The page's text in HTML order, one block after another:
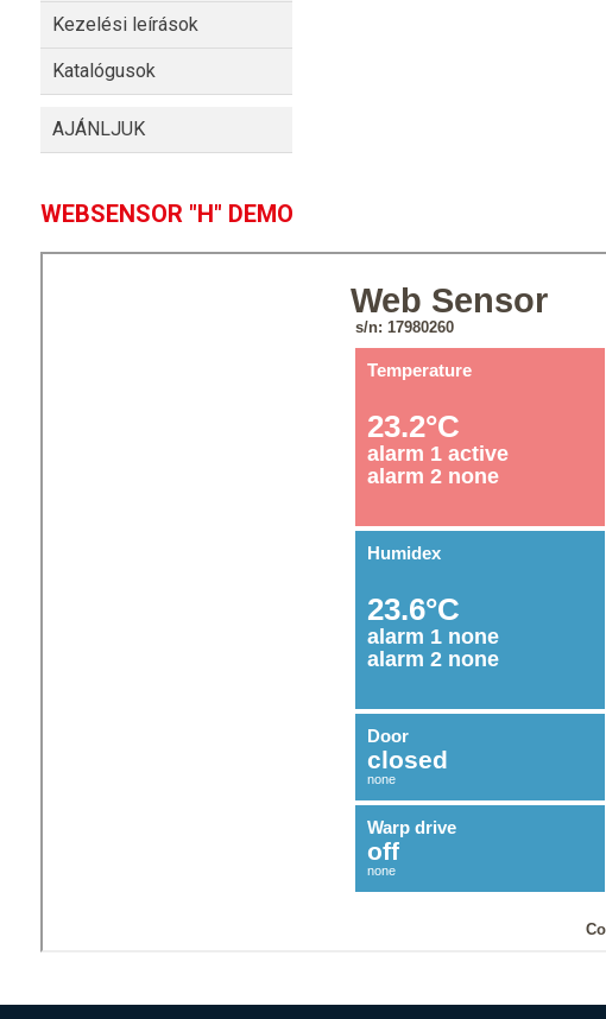
Kezelési leírások
Katalógusok
AJÁNLJUK
WEBSENSOR "H" DEMO